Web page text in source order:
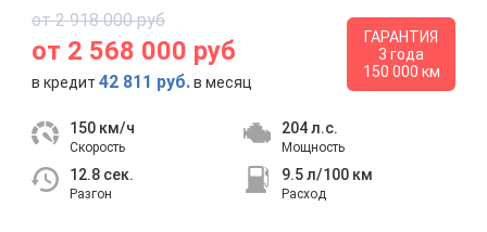
от 2 918 000 руб
от 2 568 000 руб
в кредит 42 811 руб.в месяц
ГАРАНТИЯ
3 года
150 000 км
150 км/ч
Скорость
204 л.с.
Мощность
12.8 сек.
Разгон
9.5 л/100 км
Расход